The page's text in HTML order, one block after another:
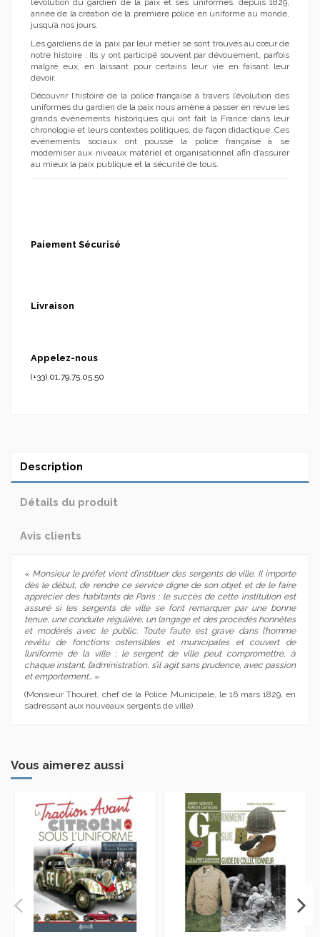
(3 avis)
l’évolution du gardien de la paix et ses uniformes, depuis 1829,
année de la création de la première police en uniforme au monde,
jusqu’à nos jours.
Les gardiens de la paix par leur métier se sont trouvés au cœur de
notre histoire ; ils y ont participé souvent par dévouement, parfois
malgré eux, en laissant pour certains leur vie en faisant leur
devoir.
Découvrir l’histoire de la police française à travers l’évolution des
uniformes du gardien de la paix nous amène à passer en revue les
grands événements historiques qui ont fait la France dans leur
chronologie et leurs contextes politiques, de façon didactique. Ces
événements sociaux ont poussé la police française à se
moderniser aux niveaux matériel et organisationnel afin d’assurer
au mieux la paix publique et la sécurité de tous.
Paiement Sécurisé
Livraison
Appelez-nous
(+33) 01.79.75.05.50
Description
Détails du produit
Avis clients
« Monsieur le préfet vient d’instituer des sergents de ville. Il importe
dès le début, de rendre ce service digne de son objet et de le faire
apprécier des habitants de Paris ; le succès de cette institution est
assuré si les sergents de ville se font remarquer par une bonne
tenue, une conduite régulière, un langage et des procédés honnêtes
et modérés avec le public. Toute faute est grave dans l’homme
revêtu de fonctions ostensibles et municipales et couvert de
l’uniforme de la ville ; le sergent de ville peut compromettre, à
chaque instant, l’administration, s’il agit sans prudence, avec passion
et emportement… »
(Monsieur Thouret, chef de la Police Municipale, le 16 mars 1829, en
s’adressant aux nouveaux sergents de ville).
Vous aimerez aussi